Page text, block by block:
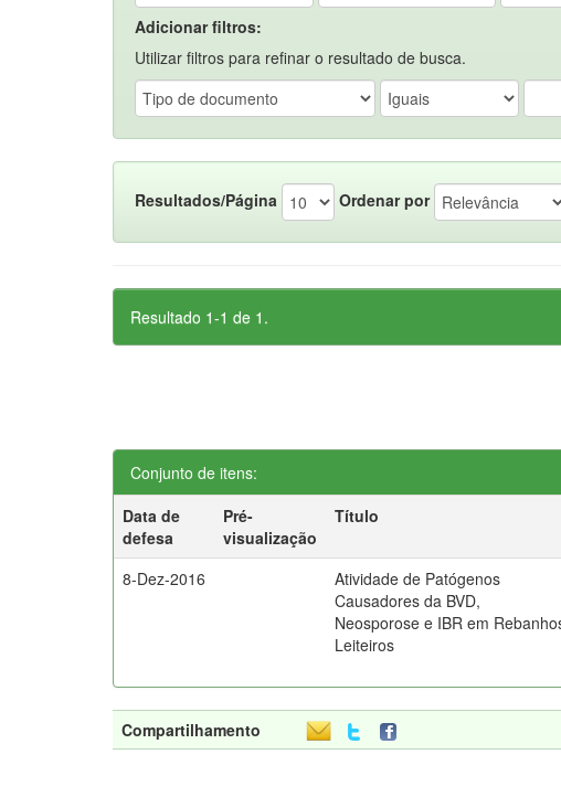
Adicionar filtros:
Utilizar filtros para refinar o resultado de busca.
Resultados/Página Ordenar por
Resultado 1-1 de 1.
Conjunto de itens:
Data de
defesa
Pré-
visualização
Título
8-Dez-2016
Atividade de Patógenos
Causadores da BVD,
Neosporose e IBR em
Leiteiros
Compartilhamento